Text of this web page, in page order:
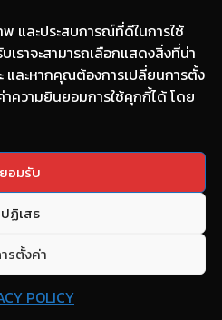
และประสบการณ์ที่ดีในการใช้
ราจะสามารถเลือกแสดงสิ่งที่น่า
และหากคุณต้องการเปลี่ยนการตั้ง
ความยินยอมการใช้คุกกี้ได้ โดย
ยอมรับ
ปฏิเสธ
รตั้งค่า
POLICY
JAM All rights reserved.